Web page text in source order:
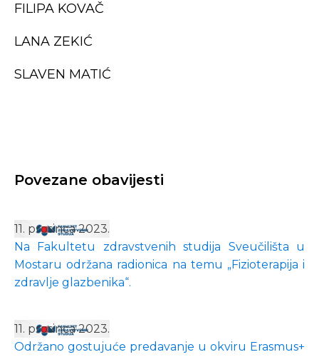
FILIPA KOVAČ
LANA ZEKIĆ
SLAVEN MATIĆ
Povezane obavijesti
11. prosinca 2023.
Na Fakultetu zdravstvenih studija Sveučilišta u
Mostaru održana radionica na temu „Fizioterapija i
zdravlje glazbenika“.
11. prosinca 2023.
Održano gostujuće predavanje u okviru Erasmus+